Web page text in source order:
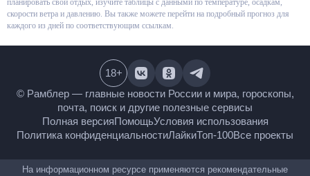
Перед тем как планировать свой отдых, изучите таблицы с данными по
температуре, осадкам, скорости ветра и давлению. Вы также можете
перейти на подробный прогноз для каждого из дней по соответствующим
© Рамблер — главные новости России и мира,
гороскопы, почта, поиск и другие полезные сервисы
Полная версияПомощьУсловия использования
Все проекты
18+